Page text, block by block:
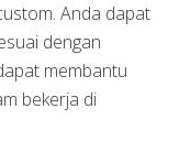
Anda dapat
dengan
membantu
bekerja di